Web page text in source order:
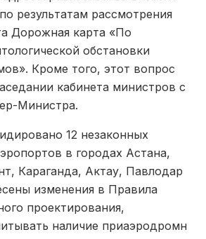
результатам рассмотрения
Дорожная карта «По
обстановки
Кроме того, этот вопрос
кабинета министров с
Министра.
12 незаконных
в городах Астана,
Караганда, Актау, Павлодар
изменения в Правила
проектирования,
наличие приаэродромн